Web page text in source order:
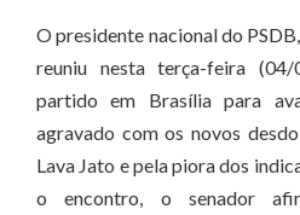
O presidente nacional do
reuniu nesta terça-feira
partido em Brasília para
agravado com os novos
Lava Jato e pela piora dos
o encontro, o senador